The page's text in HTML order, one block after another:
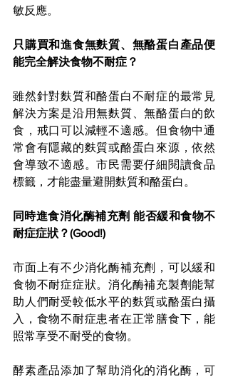
敏反應。
只購買和進食無麩質、無酪蛋白產品便
能完全解決食物不耐症？
雖然針對麩質和酪蛋白不耐症的最常見
解決方案是沿用無麩質、無酪蛋白的飲
食，戒口可以減輕不適感。但食物中通
常會有隱藏的麩質或酪蛋白來源，依然
會導致不適感。市民需要仔細閱讀食品
標籤，才能盡量避開麩質和酪蛋白。
同時進食消化酶補充劑 能否緩和食物不
耐症症狀？(Good!)
市面上有不少消化酶補充劑，可以緩和
食物不耐症症狀。消化酶補充製劑能幫
助人們耐受較低水平的麩質或酪蛋白攝
入，食物不耐症患者在正常膳食下，能
照常享受不耐受的食物。
酵素產品添加了幫助消化的消化酶，可